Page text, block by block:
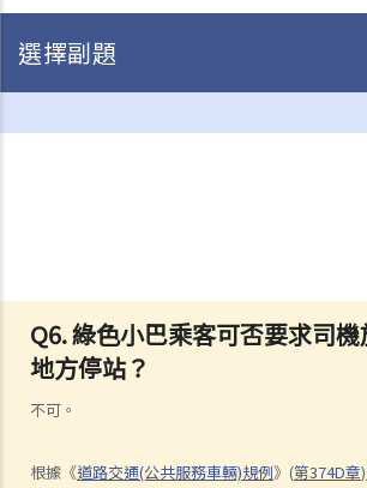
Q6. 綠色小巴乘客可否要求司
地方停站？
不可。
根據《道路交通(公共服務車輛)規例》(第374D章)
選擇副題
駕駛
a. 沒有遵守安全停車距離及從後撞擊
b. 沒有察看清楚而倒車
c. 不安全地超車
5. 判刑